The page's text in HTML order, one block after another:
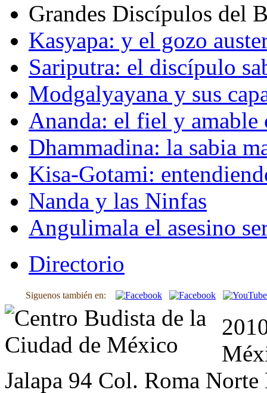
Grandes Discípulos del
Kasyapa: y el gozo
Sariputra: el discípulo
Modgalyayana y sus
Ananda: el fiel y amable
Dhammadina: la sabia
Kisa-Gotami:
Nanda y las Ninfas
Angulimala el asesino
Directorio
Siguenos también en:
Jalapa 94 Col. Roma